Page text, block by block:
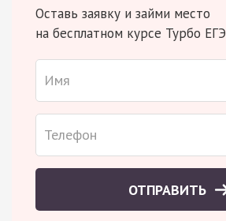
Оставь заявку и займи место
на бесплатном курсе Турбо ЕГЭ
ОТПРАВИТЬ